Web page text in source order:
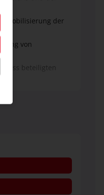
Mobilisierung der
von
beteiligten